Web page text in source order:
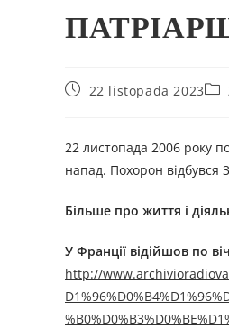
22 listopada 2023
22 листопада 2006 року
напад. Похорон відбувся
Більше про життя і
У Франції відійшов по
http://